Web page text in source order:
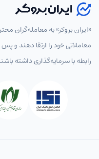
«ایران بروکر» به معامله‌گران
معاملاتی خود را ارتقا دهند و
رابطه با سرمایه‌گذاری داشته